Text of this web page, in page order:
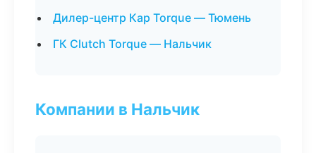
Дилер-центр Кар Torque — Тюмень
ГК Clutch Torque — Нальчик
Компании в Нальчик